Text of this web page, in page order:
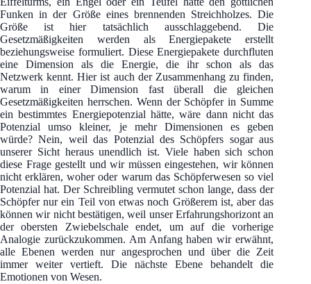
Funken in der Größe eines brennenden Streichholzes. Die
Größe ist hier tatsächlich ausschlaggebend. Die
Gesetzmäßigkeiten werden als Energiepakete erstellt
beziehungsweise formuliert. Diese Energiepakete durchfluten
eine Dimension als die Energie, die ihr schon als das
Netzwerk kennt. Hier ist auch der Zusammenhang zu finden,
warum in einer Dimension fast überall die gleichen
Gesetzmäßigkeiten herrschen. Wenn der Schöpfer in Summe
ein bestimmtes Energiepotenzial hätte, wäre dann nicht das
Potenzial umso kleiner, je mehr Dimensionen es geben
würde? Nein, weil das Potenzial des Schöpfers sogar aus
unserer Sicht heraus unendlich ist. Viele haben sich schon
diese Frage gestellt und wir müssen eingestehen, wir können
nicht erklären, woher oder warum das Schöpferwesen so viel
Potenzial hat. Der Schreibling vermutet schon lange, dass der
Schöpfer nur ein Teil von etwas noch Größerem ist, aber das
können wir nicht bestätigen, weil unser Erfahrungshorizont an
der obersten Zwiebelschale endet, um auf die vorherige
Analogie zurückzukommen. Am Anfang haben wir erwähnt,
alle Ebenen werden nur angesprochen und über die Zeit
immer weiter vertieft. Die nächste Ebene behandelt die
Emotionen von Wesen.